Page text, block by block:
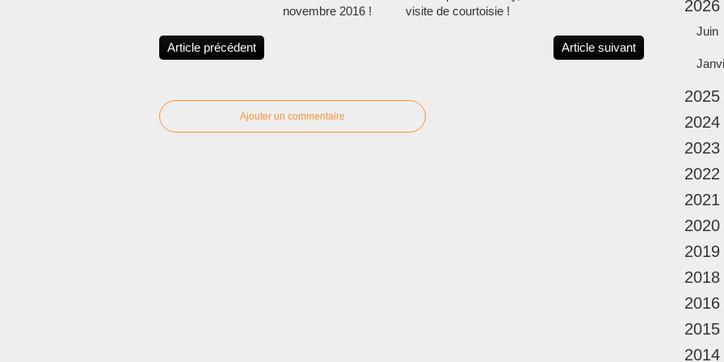
novembre 2016 !
visite de courtoisie !
Article précédent Article suivant
Ajouter un commentaire
2026
Juin
2025
2024
2023
2022
2021
2020
2019
2018
2016
2015
2014